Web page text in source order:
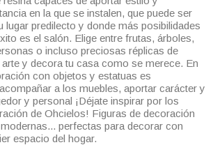
en la que se instalen, que puede ser
lugar predilecto y donde más posibilidades
es el salón. Elige entre frutas, árboles,
o incluso preciosas réplicas de
y decora tu casa como se merece. En
con objetos y estatuas es
a los muebles, aportar carácter y
y personal ¡Déjate inspirar por los
de Ohcielos! Figuras de decoración
perfectas para decorar con
espacio del hogar.